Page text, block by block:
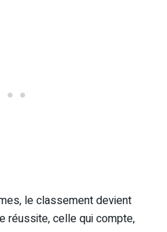
le classement devient
réussite, celle qui compte,